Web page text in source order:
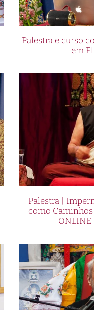
Palestra e curso
em
Palestra |
como Caminhos
ONLINE